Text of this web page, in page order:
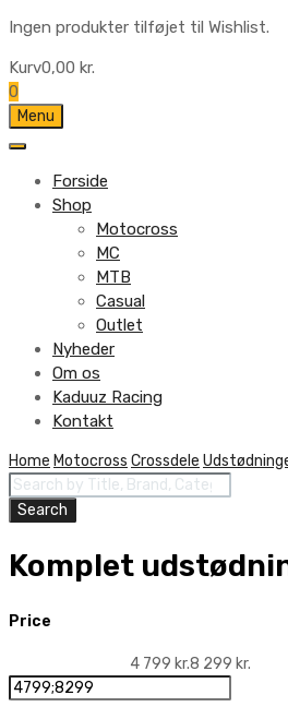
Ingen produkter tilføjet til Wishlist.
Kurv0,00 kr.
0
Menu
Forside
Shop
Motocross
MC
MTB
Casual
Outlet
Nyheder
Om os
Kaduuz Racing
Kontakt
Skip
to
content
Home Motocross Crossdele
Products
search
Search
Komplet
Price
4 799 kr.8 299 kr.